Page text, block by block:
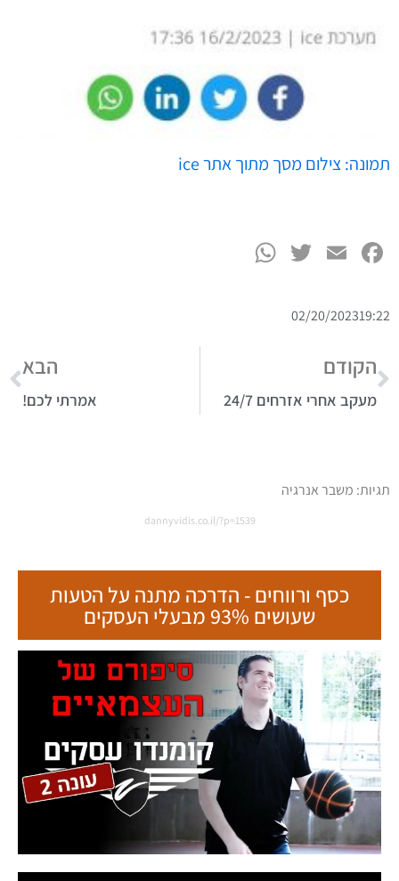
תמונה: צילום מסך מתוך אתר ice
Facebook
Email
Twitter
19:22
02/20/2023
הקודם
מעקב אחרי אזרחים 24/7
הבא
אמרתי לכם!
תגיות: משבר אנרגיה
dannyvidis.co.il/?p=1539
כסף ורווחים - הדרכה מתנה על הטעות
שעושים 93% מבעלי העסקים